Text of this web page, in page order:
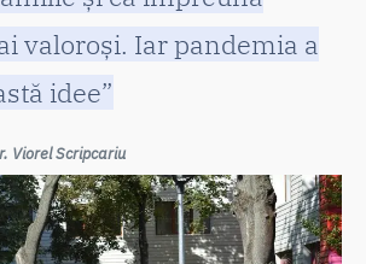
valoroși. Iar pandemia a
idee”
Viorel Scripcariu